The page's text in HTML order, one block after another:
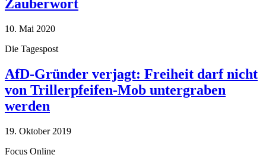
Zauberwort
10. Mai 2020
Die Tagespost
AfD-Gründer verjagt: Freiheit darf nicht
von Trillerpfeifen-Mob untergraben
werden
19. Oktober 2019
Focus Online